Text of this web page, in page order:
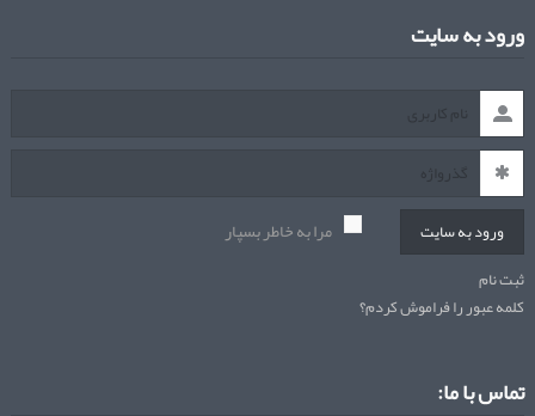
ورود به سایت
ورود به سایت مرا به خاطر بسپار
ثبت نام
کلمه عبور را فراموش کردم؟
تماس با ما: